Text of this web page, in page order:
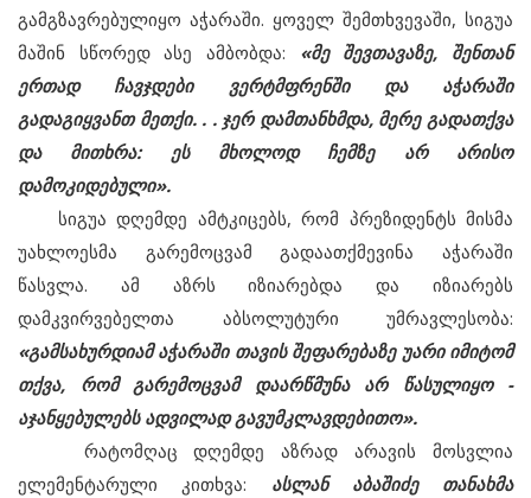
გამგზავრებულიყო აჭარაში. ყოველ შემთხვევაში, სიგუა
მაშინ სწორედ ასე ამბობდა: «მე შევთავაზე, შენთან
ერთად ჩავჯდები ვერტმფრენში და აჭარაში
გადაგიყვანთ მეთქი. . . ჯერ დამთანხმდა, მერე გადათქვა
და მითხრა: ეს მხოლოდ ჩემზე არ არისო
დამოკიდებული».
სიგუა დღემდე ამტკიცებს, რომ პრეზიდენტს მისმა
უახლოესმა გარემოცვამ გადაათქმევინა აჭარაში
წასვლა. ამ აზრს იზიარებდა და იზიარებს
დამკვირვებელთა აბსოლუტური უმრავლესობა:
«გამსახურდიამ აჭარაში თავის შეფარებაზე უარი იმიტომ
თქვა, რომ გარემოცვამ დაარწმუნა არ წასულიყო -
აჯანყებულებს ადვილად გავუმკლავდებითო».
რატომღაც დღემდე აზრად არავის მოსვლია
ელემენტარული კითხვა: ასლან აბაშიძე თანახმა